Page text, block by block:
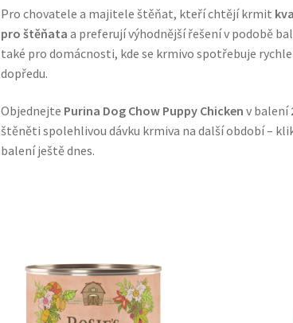
Pro chovatele a majitele štěňat, kteří chtějí krmit
pro štěňata a preferují výhodnější řešení v podobě
také pro domácnosti, kde se krmivo spotřebuje
dopředu.
Objednejte Purina Dog Chow Puppy Chicken v balení
štěněti spolehlivou dávku krmiva na další období –
balení ještě dnes.